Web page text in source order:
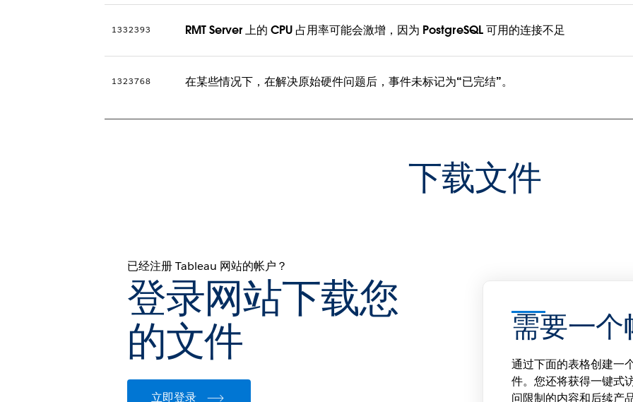
1332393 RMT Server 上的 CPU 占用率可能会激增，因为 PostgreSQL 可用的连接不足
1323768 在某些情况下，在解决原始硬件问题后，事件未标记为“已完结”。
下载文件
已经注册 Tableau 网站的帐户？
登录网站下载您
的文件
立即登录
需要一个
通过下面的表格创建一
件。您还将获得一键式
问限制的内容和后续产